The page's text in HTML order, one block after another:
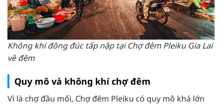
Không khí đông đúc tấp nập tại Chợ đêm Pleiku Gia Lai
về đêm
Quy mô và không khí chợ đêm
Vì là chợ đầu mối, Chợ đêm Pleiku có quy mô khá lớn